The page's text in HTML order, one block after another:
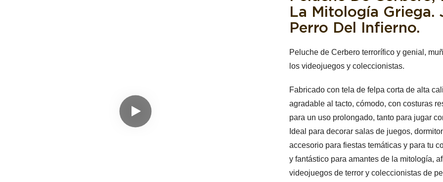
La Mitología Griega.
Perro Del Infierno.
Peluche de Cerbero terrorífico y genial,
los videojuegos y coleccionistas.
Fabricado con tela de felpa corta de alta
agradable al tacto, cómodo, con costuras
para un uso prolongado, tanto para jugar
Ideal para decorar salas de juegos,
accesorio para fiestas temáticas y para tu
y fantástico para amantes de la mitología,
videojuegos de terror y coleccionistas de